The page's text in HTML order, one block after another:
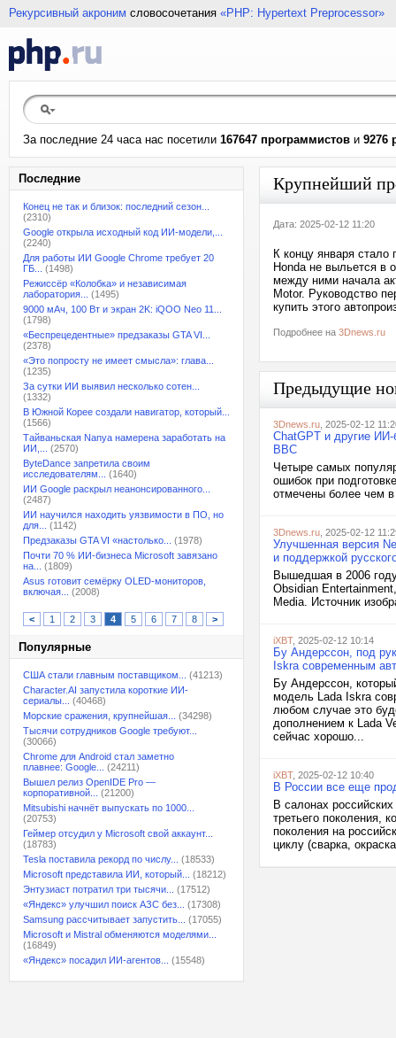
Рекурсивный акроним словосочетания «PHP: Hypertext Preprocessor»
За последние 24 часа нас посетили 167647 программистов и 9276
Последние
Конец не так и близок: последний сезон...
(2310)
Google открыла исходный код ИИ-модели,...
(2240)
Для работы ИИ Google Chrome требует 20
ГБ...
(1498)
Режиссёр «Колобка» и независимая
лаборатория...
(1495)
9000 мАч, 100 Вт и экран 2K: iQOO Neo 11...
(1798)
«Беспрецедентные» предзаказы GTA VI...
(2378)
«Это попросту не имеет смысла»: глава...
(1235)
За сутки ИИ выявил несколько сотен...
(1332)
В Южной Корее создали навигатор, который...
(1566)
Тайваньская Nanya намерена заработать на
ИИ,...
(2570)
ByteDance запретила своим
исследователям...
(1640)
ИИ Google раскрыл неанонсированного...
(2487)
ИИ научился находить уязвимости в ПО, но
для...
(1142)
Предзаказы GTA VI «настолько...
(1978)
Почти 70 % ИИ-бизнеса Microsoft завязано
на...
(1809)
Asus готовит семёрку OLED-мониторов,
включая...
(2008)
< 1 2 3 4 5 6 7 8 >
Популярные
США стали главным поставщиком...
(41213)
Character.AI запустила короткие ИИ-
сериалы...
(40468)
Морские сражения, крупнейшая...
(34298)
Тысячи сотрудников Google требуют...
(30066)
Chrome для Android стал заметно
плавнее: Google...
(24211)
Вышел релиз OpenIDE Pro —
корпоративной...
(21200)
Mitsubishi начнёт выпускать по 1000...
(20753)
Геймер отсудил у Microsoft свой аккаунт...
(18783)
Tesla поставила рекорд по числу...
(18533)
Microsoft представила ИИ, который...
(18212)
Энтузиаст потратил три тысячи...
(17512)
«Яндекс» улучшил поиск АЗС без...
(17308)
Samsung рассчитывает запустить...
(17055)
Microsoft и Mistral обменяются моделями...
(16849)
«Яндекс» посадил ИИ-агентов...
(15548)
Крупнейший
Дата: 2025-02-12 11:20
К концу января стало
Honda не выльется в
между ними начала
Motor. Руководство
купить этого
Подробнее на 3Dnews.ru
Предыдущие
3Dnews.ru , 2025-02-12
ChatGPT и другие ИИ-
BBC
Четыре самых
ошибок при
отмечены более чем
3Dnews.ru , 2025-02-12
Улучшенная версия
и поддержкой
Вышедшая в 2006
Obsidian
Media. Источник
iXBT, 2025-02-12 10:14
Бу Андерссон, под
Iskra современным
Бу Андерссон,
модель Lada Iskra
любом случае это
дополнением к Lada
сейчас хорошо...
iXBT, 2025-02-12 10:40
В России все еще
В салонах
третьего поколения,
поколения на
циклу (сварка,